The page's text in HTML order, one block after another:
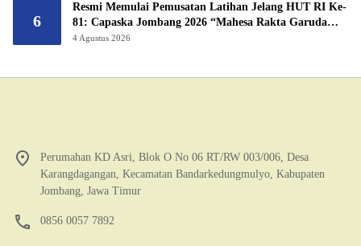
6
Resmi Memulai Pemusatan Latihan Jelang HUT RI Ke-
81: Capaska Jombang 2026 “Mahesa Rakta Garuda
Yudha”.
4 Agustus 2026
Perumahan KD Asri, Blok O No 06 RT/RW 003/006, Desa
Karangdagangan, Kecamatan Bandarkedungmulyo, Kabupaten
Jombang, Jawa Timur
0856 0057 7892